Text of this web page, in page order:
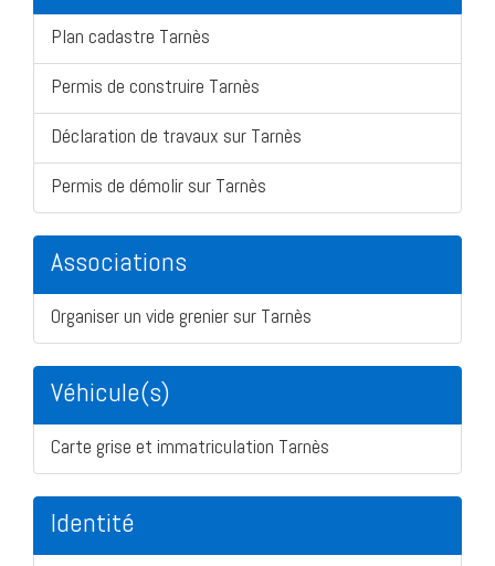
Plan cadastre Tarnès
Permis de construire Tarnès
Déclaration de travaux sur Tarnès
Permis de démolir sur Tarnès
Associations
Organiser un vide grenier sur Tarnès
Véhicule(s)
Carte grise et immatriculation Tarnès
Identité